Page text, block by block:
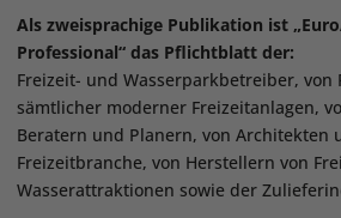
Als zweisprachige Publikation ist
Professional“ das Pflichtblatt der:
Freizeit- und Wasserparkbetreiber, von
sämtlicher moderner Freizeitanlagen,
Beratern und Planern, von Architekten
Freizeitbranche, von Herstellern von
Wasserattraktionen sowie der